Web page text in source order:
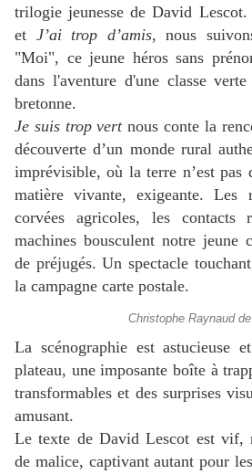
trilogie jeunesse de David Lescot.
et J’ai trop d’amis, nous
"Moi", ce jeune héros sans
dans l'aventure d'une classe
bretonne.
Je suis trop vertnous conte la
découverte d’un monde rural
imprévisible, où la terre n’est pas
matière vivante, exigeante. Les
corvées agricoles, les contacts
machines bousculent notre jeune
de préjugés. Un spectacle
la campagne carte postale.
Christophe Raynaud
La scénographie est astucieuse
plateau, une imposante boîte à
transformables et des surprises
amusant.
Le texte de David Lescot est vif,
de malice, captivant autant pour